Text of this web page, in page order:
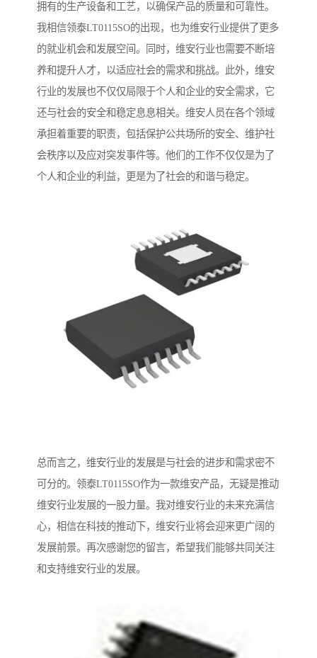
拥有的生产设备和工艺，以确保产品的质量和可靠性。
我相信领泰LT0115SO的出现，也为维安行业提供了更多
的就业机会和发展空间。同时，维安行业也需要不断培
养和提升人才，以适应社会的需求和挑战。此外，维安
行业的发展也不仅仅局限于个人和企业的安全需求，它
还与社会的安全和稳定息息相关。维安人员在各个领域
承担着重要的职责，包括保护公共场所的安全、维护社
会秩序以及应对突发事件等。他们的工作不仅仅是为了
个人和企业的利益，更是为了社会的和谐与稳定。
总而言之，维安行业的发展是与社会的进步和需求密不
可分的。领泰LT0115SO作为一款维安产品，无疑是推动
维安行业发展的一股力量。我对维安行业的未来充满信
心，相信在科技的推动下，维安行业将会迎来更广阔的
发展前景。再次感谢您的留言，希望我们能够共同关注
和支持维安行业的发展。